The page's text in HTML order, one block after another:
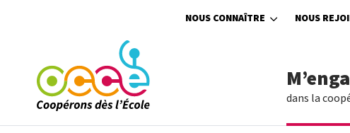
NOUS CONNAÎTRE NOUS
dans la